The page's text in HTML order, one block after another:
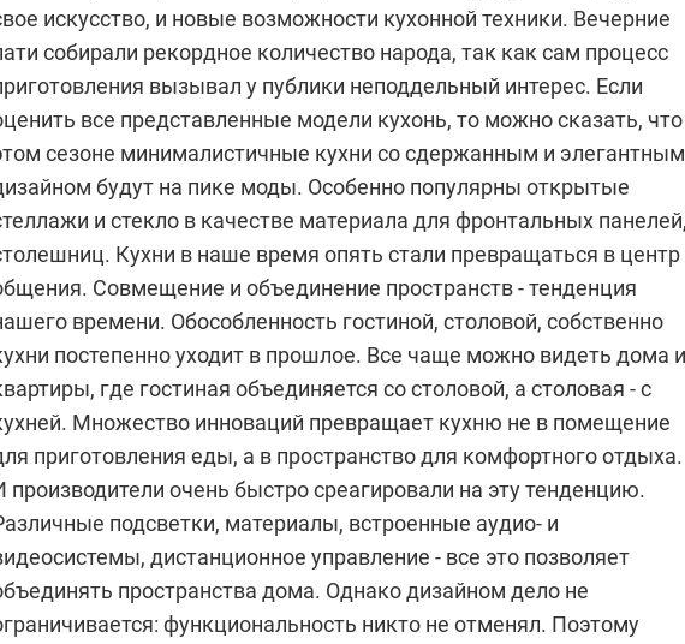
искусство, и новые возможности кухонной техники. Вечерние
собирали рекордное количество народа, так как сам процесс
вызывал у публики неподдельный интерес. Если
все представленные модели кухонь, то можно сказать,
сезоне минималистичные кухни со сдержанным и элегантным
будут на пике моды. Особенно популярны открытые
и стекло в качестве материала для фронтальных
Кухни в наше время опять стали превращаться в центр
Совмещение и объединение пространств - тенденция
времени. Обособленность гостиной, столовой, собственно
постепенно уходит в прошлое. Все чаще можно видеть дома и
где гостиная объединяется со столовой, а столовая - с
Множество инноваций превращает кухню не в помещение
приготовления еды, а в пространство для комфортного отдыха.
производители очень быстро среагировали на эту тенденцию.
подсветки, материалы, встроенные аудио- и
дистанционное управление - все это позволяет
пространства дома. Однако дизайном дело не
функциональность никто не отменял. Поэтому